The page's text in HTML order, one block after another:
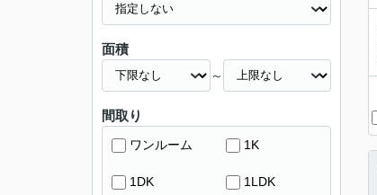
面積
～
間取り
ワンルーム 1K
1DK 1LDK